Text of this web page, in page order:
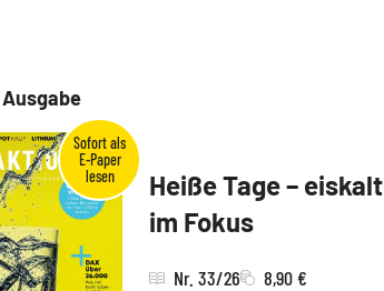
Heiße Tage –
im Fokus
Nr. 33/26 8,90 €